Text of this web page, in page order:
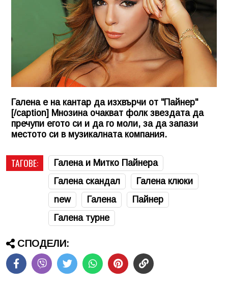
Галена е на кантар да изхвърчи от "Пайнер"
[/caption] Мнозина очакват фолк звездата да
пречупи егото си и да го моли, за да запази
местото си в музикалната компания.
ТАГОВЕ:
Галена и Митко Пайнера
Галена скандал
Галена клюки
new
Галена
Пайнер
Галена турне
СПОДЕЛИ: